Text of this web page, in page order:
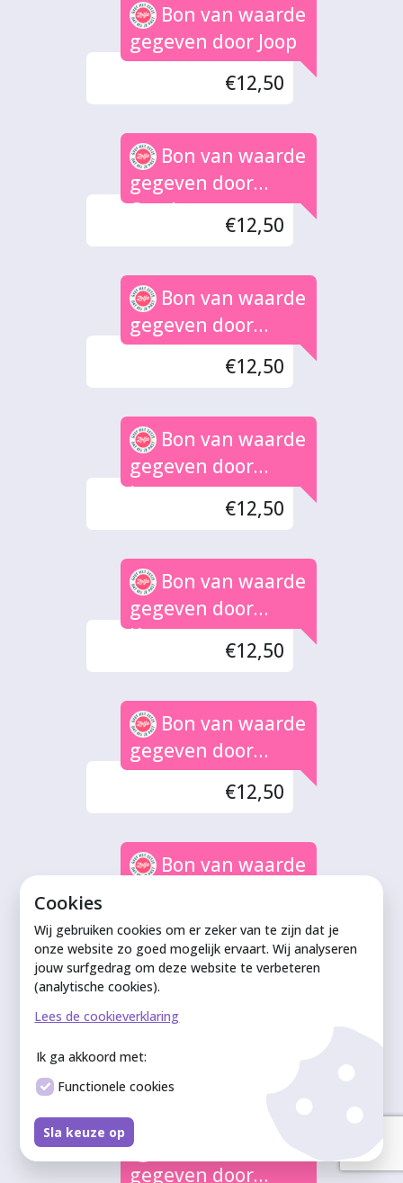
Cookies
Wij gebruiken cookies om er zeker van te zijn dat je
onze website zo goed mogelijk ervaart. Wij analyseren
jouw surfgedrag om deze website te verbeteren
(analytische cookies).
Lees de cookieverklaring
Ik ga akkoord met:
Functionele cookies
Sla keuze op
Bon van waarde
gegeven door Joop
€12,50
Bon van waarde
gegeven door
Carola
€12,50
Bon van waarde
gegeven door
Weigand
€12,50
Bon van waarde
gegeven door
Jenny
€12,50
Bon van waarde
gegeven door
Koster
€12,50
Bon van waarde
gegeven door
Wesselink
€12,50
Bon van waarde
€12,50
Bon van waarde
Lisanne
gegeven door